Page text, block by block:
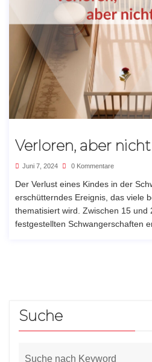
Verloren, aber
Juni 7, 2024 0 Kommentare
Der Verlust eines Kindes in der
erschütterndes Ereignis, das viele
thematisiert wird. Zwischen 15 und
festgestellten Schwangerschaften
Suche